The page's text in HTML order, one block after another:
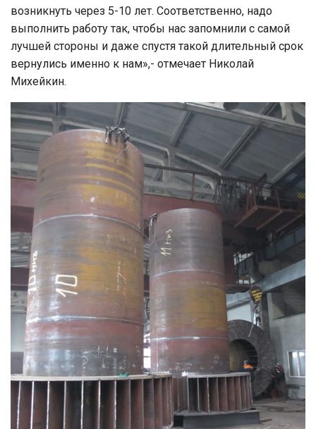
возникнуть через 5-10 лет. Соответственно, надо
выполнить работу так, чтобы нас запомнили с самой
лучшей стороны и даже спустя такой длительный срок
вернулись именно к нам»,- отмечает Николай
Михейкин.